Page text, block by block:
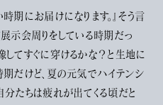
期にお届けになります。』そう言
示会周りをしている時期だっ
してすぐに穿けるかな？と生地に
期だけど、夏の元気でハイテンシ
たちは疲れが出てくる頃だと